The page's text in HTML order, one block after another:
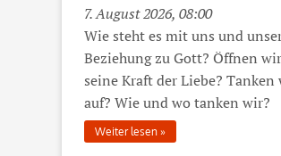
7. August 2026, 08:00
Wie steht es mit uns und
Beziehung zu Gott? Öffnen
seine Kraft der Liebe?
auf? Wie und wo tanken wir?
Weiter lesen